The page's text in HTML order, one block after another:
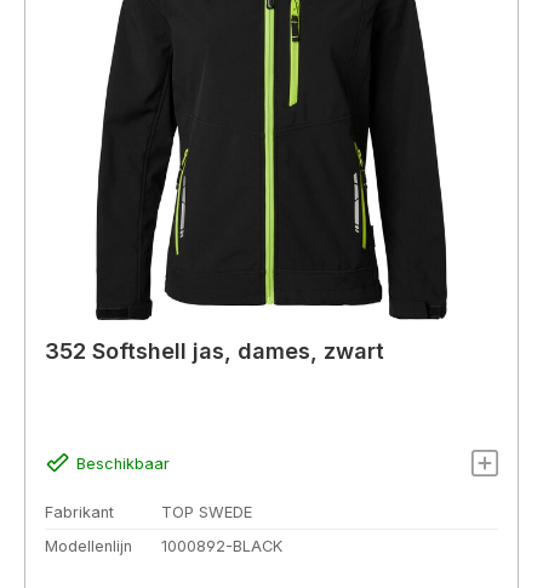
352 Softshell jas, dames, zwart
Beschikbaar
Fabrikant
TOP SWEDE
Modellenlijn
1000892-BLACK